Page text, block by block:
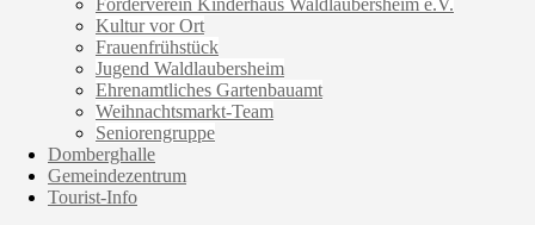
Förderverein Kinderhaus Waldlaubersheim e.V.
Kultur vor Ort
Frauenfrühstück
Jugend Waldlaubersheim
Ehrenamtliches Gartenbauamt
Weihnachtsmarkt-Team
Seniorengruppe
Domberghalle
Gemeindezentrum
Tourist-Info